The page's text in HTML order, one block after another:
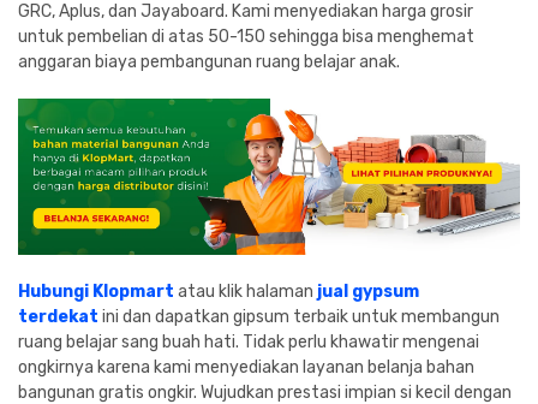
GRC, Aplus, dan Jayaboard. Kami menyediakan harga grosir
untuk pembelian di atas 50-150 sehingga bisa menghemat
anggaran biaya pembangunan ruang belajar anak.
Hubungi Klopmart atau klik halaman jual gypsum
terdekat ini dan dapatkan gipsum terbaik untuk membangun
ruang belajar sang buah hati. Tidak perlu khawatir mengenai
ongkirnya karena kami menyediakan layanan belanja bahan
bangunan gratis ongkir. Wujudkan prestasi impian si kecil dengan